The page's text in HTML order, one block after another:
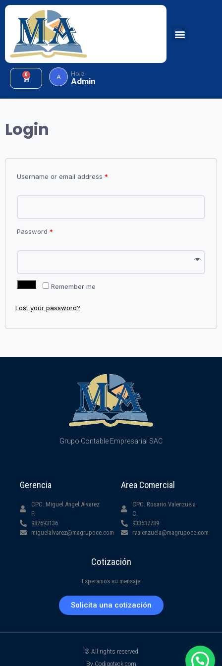
0 A Hola
Admin
Login
Username or email address *
Password *
Remember me
Lost your password?
Grupo Contable Empresarial SAC
Gerencia
CPC. Miguel Angel Alvarez
F.
987693136
miguelalvarez@magrupoce.com
Area Comercial
CPC. Rosario Valenzuela
C.
933537739
rvalenzuela@magrupoce.com
Cotización
Esperamos su mensaje
Solicita una cotización
© All rights reserved
By Codigoteck.com